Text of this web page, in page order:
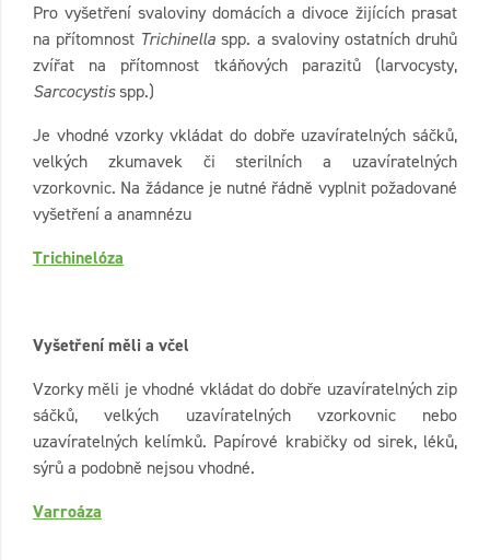
Pro vyšetření svaloviny domácích a divoce žijících prasat
na přítomnost Trichinella spp. a svaloviny ostatních druhů
zvířat na přítomnost tkáňových parazitů (larvocysty,
Sarcocystisspp.)
Je vhodné vzorky vkládat do dobře uzavíratelných sáčků,
velkých zkumavek či sterilních a uzavíratelných
vzorkovnic. Na žádance je nutné řádně vyplnit požadované
vyšetření a anamnézu
Trichinelóza
Vyšetření měli a včel
Vzorky měli je vhodné vkládat do dobře uzavíratelných zip
sáčků, velkých uzavíratelných vzorkovnic nebo
uzavíratelných kelímků. Papírové krabičky od sirek, léků,
sýrů a podobně nejsou vhodné.
Varroáza